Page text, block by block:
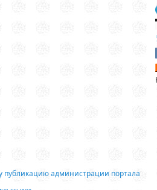
публикацию администрации портала